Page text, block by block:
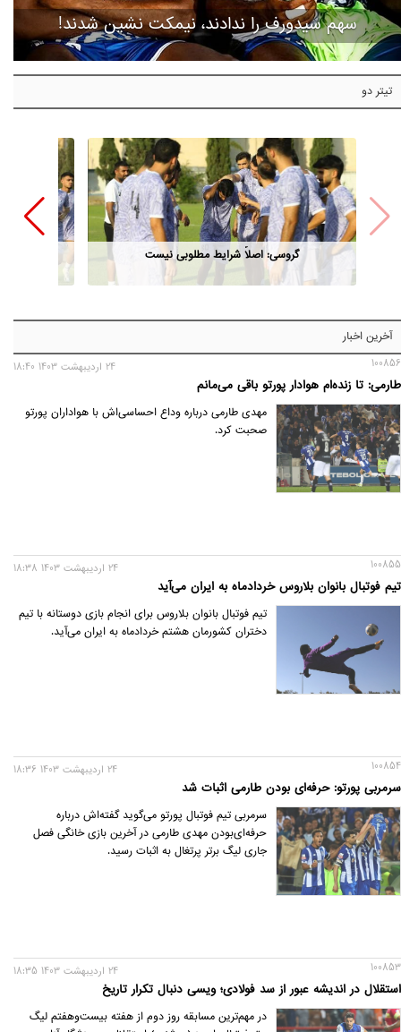
سهم سیدورف را ندادند، نیمکت نشین شدند!
تیتر دو
گروسی: اصلاً شرایط مطلوبی نیست
آخرین اخبار
100856
طارمی: تا زنده‌ام هوادار پورتو باقی می‌مانم
24 ارديبهشت 1403 18:40
مهدی طارمی درباره وداع احساسی‌اش با هواداران پورتو
صحبت کرد.
100855
تیم فوتبال بانوان بلاروس خردادماه به ایران می‌آید
24 ارديبهشت 1403 18:38
تیم فوتبال بانوان بلاروس برای انجام بازی دوستانه با تیم
دختران کشورمان هشتم خردادماه به ایران می‌آید.
100854
سرمربی پورتو: حرفه‌ای‌ بودن طارمی اثبات شد
24 ارديبهشت 1403 18:36
سرمربی تیم فوتبال پورتو می‌گوید گفته‌اش درباره
حرفه‌ای‌بودن مهدی طارمی در آخرین بازی خانگی فصل
جاری لیگ برتر پرتغال به اثبات رسید.
100853
استقلال در اندیشه عبور از سد فولادی؛ ویسی دنبال تکرار تاریخ
24 ارديبهشت 1403 18:35
در مهم‌ترین مسابقه روز دوم از هفته بیست‌وهفتم لیگ